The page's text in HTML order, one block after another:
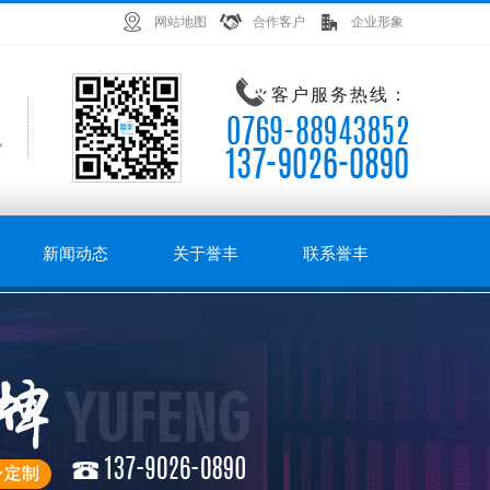
网站地图 合作客户 企业形象
客户服务热线：
新闻动态 关于誉丰 联系誉丰